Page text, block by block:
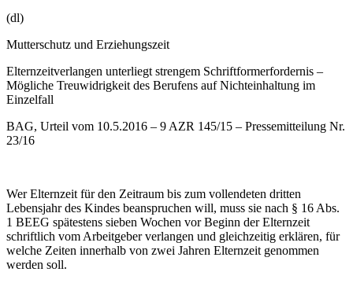
(dl)
Mutterschutz und Erziehungszeit
Elternzeitverlangen unterliegt strengem Schriftformerfordernis –
Mögliche Treuwidrigkeit des Berufens auf Nichteinhaltung im
Einzelfall
BAG, Urteil vom 10.5.2016 – 9 AZR 145/15 – Pressemitteilung Nr.
23/16
Wer Elternzeit für den Zeitraum bis zum vollendeten dritten
Lebensjahr des Kindes beanspruchen will, muss sie nach § 16 Abs.
1 BEEG spätestens sieben Wochen vor Beginn der Elternzeit
schriftlich vom Arbeitgeber verlangen und gleichzeitig erklären, für
welche Zeiten innerhalb von zwei Jahren Elternzeit genommen
werden soll.